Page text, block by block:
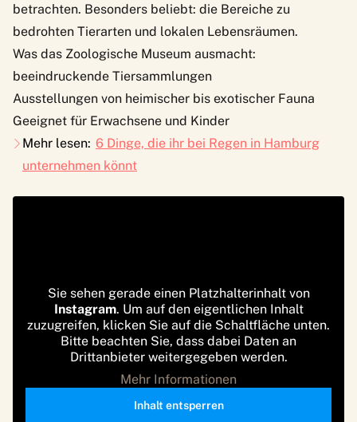
betrachten. Besonders beliebt: die Bereiche zu
bedrohten Tierarten und lokalen Lebensräumen.
Was das Zoologische Museum ausmacht:
beeindruckende Tiersammlungen
Ausstellungen von heimischer bis exotischer Fauna
Geeignet für Erwachsene und Kinder
Mehr lesen: 6 Dinge, die ihr bei Regen in Hamburg
unternehmen könnt
Sie sehen gerade einen Platzhalterinhalt von
Instagram. Um auf den eigentlichen Inhalt
zuzugreifen, klicken Sie auf die Schaltfläche unten.
Bitte beachten Sie, dass dabei Daten an
Drittanbieter weitergegeben werden.
Mehr Informationen
Inhalt entsperren